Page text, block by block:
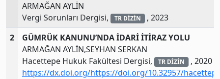
ARMAĞAN AYLİN
Vergi Sorunları Dergisi,
TR DİZİN , 2023
2
GÜMRÜK KANUNU’NDA İDARİ İTİRAZ YOLU
ARMAĞAN AYLİN,SEYHAN SERKAN
Hacettepe Hukuk Fakültesi Dergisi,
TR DİZİN , 2020
https://dx.doi.org/https://doi.org/10.32957/